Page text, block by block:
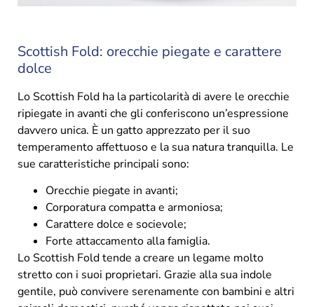
Scottish Fold: orecchie piegate e carattere
dolce
Lo Scottish Fold ha la particolarità di avere le orecchie
ripiegate in avanti che gli conferiscono un’espressione
davvero unica. È un gatto apprezzato per il suo
temperamento affettuoso e la sua natura tranquilla. Le
sue caratteristiche principali sono:
Orecchie piegate in avanti;
Corporatura compatta e armoniosa;
Carattere dolce e socievole;
Forte attaccamento alla famiglia.
Lo Scottish Fold tende a creare un legame molto
stretto con i suoi proprietari. Grazie alla sua indole
gentile, può convivere serenamente con bambini e altri